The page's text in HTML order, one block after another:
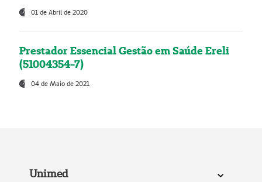
01 de Abril de 2020
Prestador Essencial Gestão em Saúde Ereli
(51004354-7)
04 de Maio de 2021
Unimed